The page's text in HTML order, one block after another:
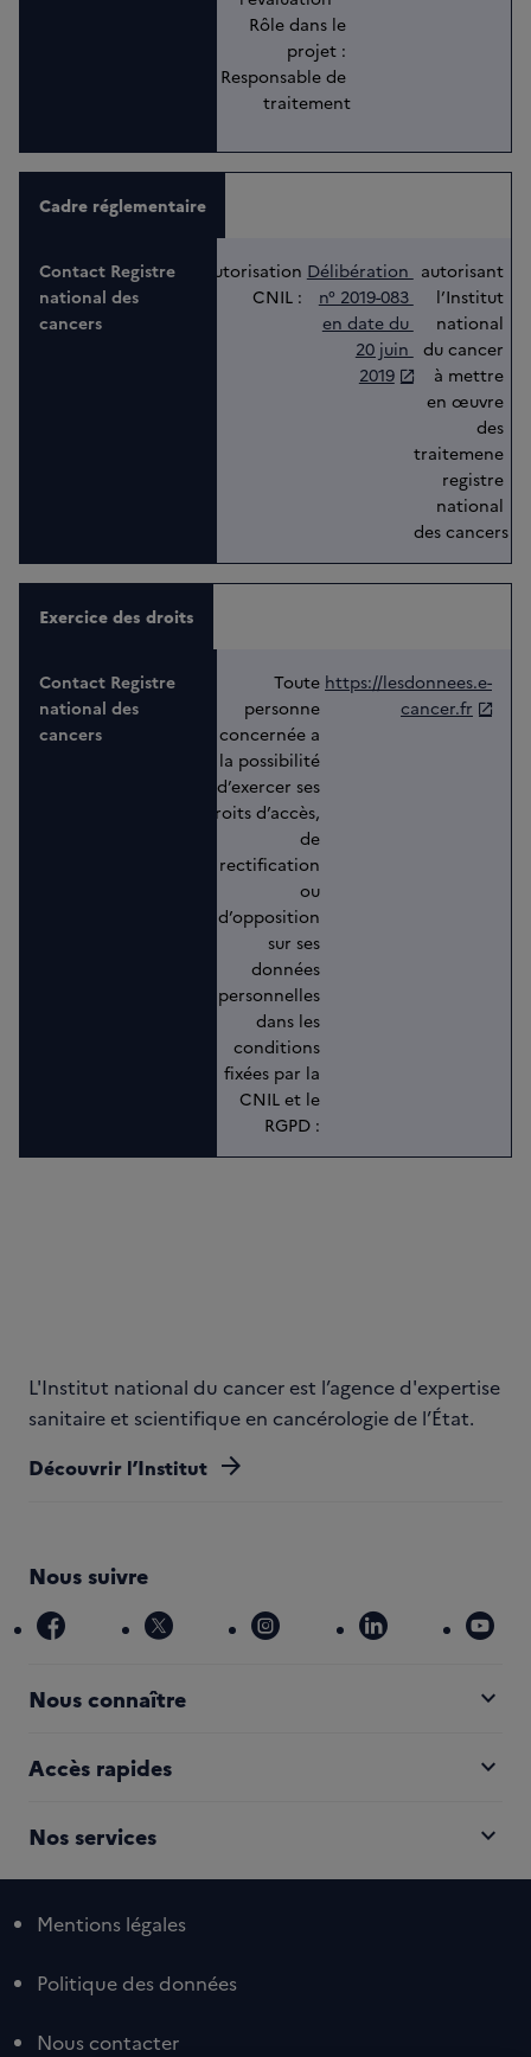
Rôle dans le
projet :
Responsable de
traitement
Cadre réglementaire
Autorisation
CNIL :
Délibération
n° 2019-083
en date du
20 juin
2019
l’Institut
national
du cancer
à mettre
en œuvre
des
traitemene
registre
national
des cancers
Exercice des droits
Toute
personne
concernée a
la possibilité
d’exercer ses
droits d’accès,
de
rectification
ou
d’opposition
sur ses
données
personnelles
dans les
conditions
fixées par la
CNIL et le
RGPD :
https://lesdonnees.e-
cancer.fr
L'Institut national du cancer est l’agence d'expertise
sanitaire et scientifique en cancérologie de l’État.
Découvrir l’Institut arrow_forward
Nous suivre
facebook x instagram linkedin
Nous connaître expand_more
Accès rapides expand_more
Nos services expand_more
Mentions légales
Politique des données
Nous contacter